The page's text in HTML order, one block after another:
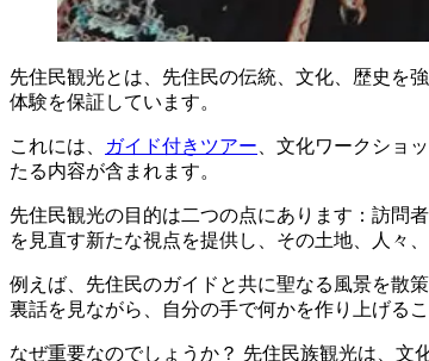
先住民観光とは、先住民の伝統、文化、歴史を
体験を保証しています。
これには、 ガイド付きツアー 、文化ワークショ
たる内容が含まれます。
先住民観光の目的は二つの点にあります：訪問
を見直す新たな視点を提供し、その土地、人々
例えば、先住民のガイドと共に聖なる風景を散
裏話を見ながら、自分の手で何かを作り上げる
なぜ重要なのでしょうか？ 先住民族観光は、文